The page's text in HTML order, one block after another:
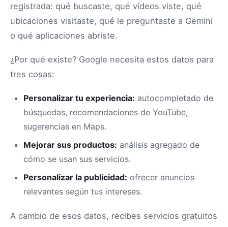
registrada: qué buscaste, qué vídeos viste, qué
ubicaciones visitaste, qué le preguntaste a Gemini
o qué aplicaciones abriste.
¿Por qué existe? Google necesita estos datos para
tres cosas:
Personalizar tu experiencia: autocompletado de
búsquedas, recomendaciones de YouTube,
sugerencias en Maps.
Mejorar sus productos: análisis agregado de
cómo se usan sus servicios.
Personalizar la publicidad: ofrecer anuncios
relevantes según tus intereses.
A cambio de esos datos, recibes servicios gratuitos